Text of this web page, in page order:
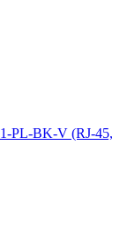
PL-BK-V (RJ-45,